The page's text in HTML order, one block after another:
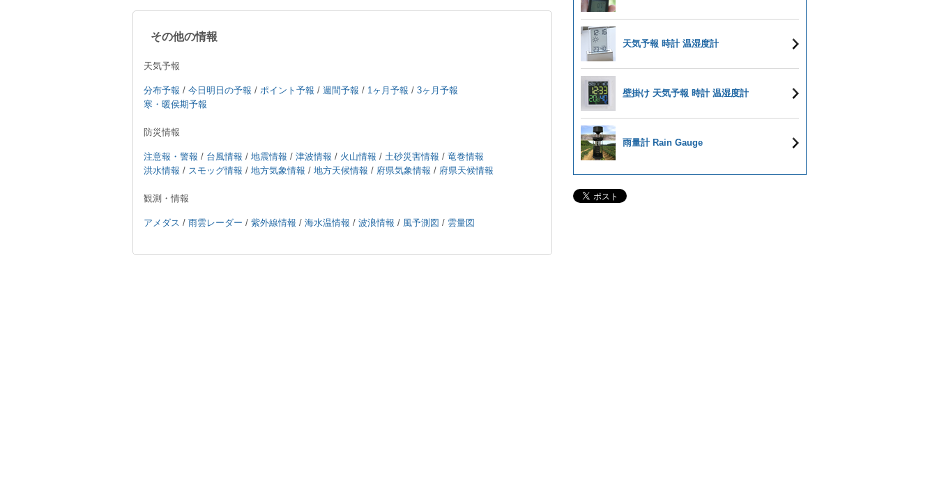
その他の情報
天気予報
分布予報 / 今日明日の予報 / ポイント予報 / 週間予報 / 1ヶ月予報 / 3ヶ月予報
寒・暖侯期予報
防災情報
注意報・警報 / 台風情報 / 地震情報 / 津波情報 / 火山情報 / 土砂災害情報 / 竜巻情報
洪水情報 / スモッグ情報 / 地方気象情報 / 地方天候情報 / 府県気象情報 / 府県天候情報
観測・情報
アメダス / 雨雲レーダー / 紫外線情報 / 海水温情報 / 波浪情報 / 風予測図 / 雲量図
天気予報 時計 温湿度計
壁掛け 天気予報 時計 温湿度計
雨量計 Rain Gauge